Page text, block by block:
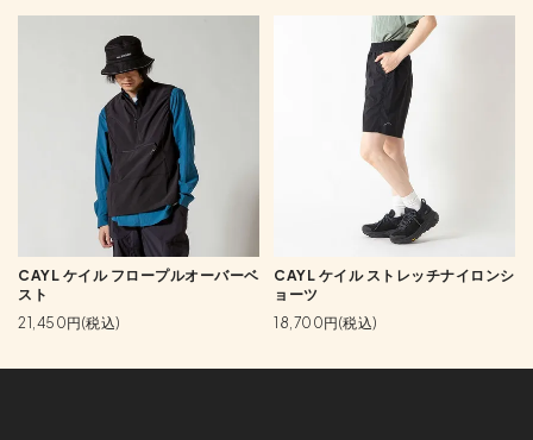
CAYL ケイル フロープルオーバーベ
スト
21,450円(税込)
CAYL ケイル ストレッチナイロンシ
ョーツ
18,700円(税込)